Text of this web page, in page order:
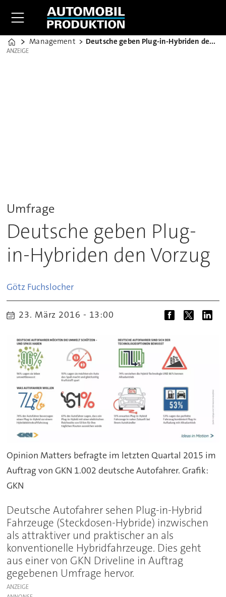
Home
Management Deutsche geben Plug-in-Hybriden den Vorzug
ANZEIGE
ANZEIGE
Umfrage
Deutsche geben Plug-
in-Hybriden den Vorzug
Götz Fuchslocher
23. März 2016 - 13:00
Opinion Matters befragte im letzten Quartal 2015 im
Auftrag von GKN 1.002 deutsche Autofahrer. Grafik:
GKN
Deutsche Autofahrer sehen Plug-in-Hybrid
Fahrzeuge (Steckdosen-Hybride) inzwischen
als attraktiver und praktischer an als
konventionelle Hybridfahrzeuge. Dies geht
aus einer von GKN Driveline in Auftrag
gegebenen Umfrage hervor.
ANZEIGE